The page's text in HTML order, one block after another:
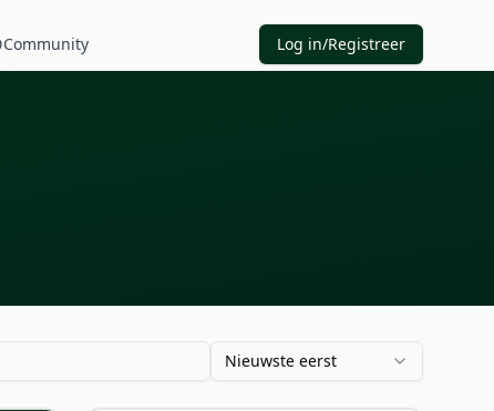
Community Log in/Registreer
Nieuwste eerst